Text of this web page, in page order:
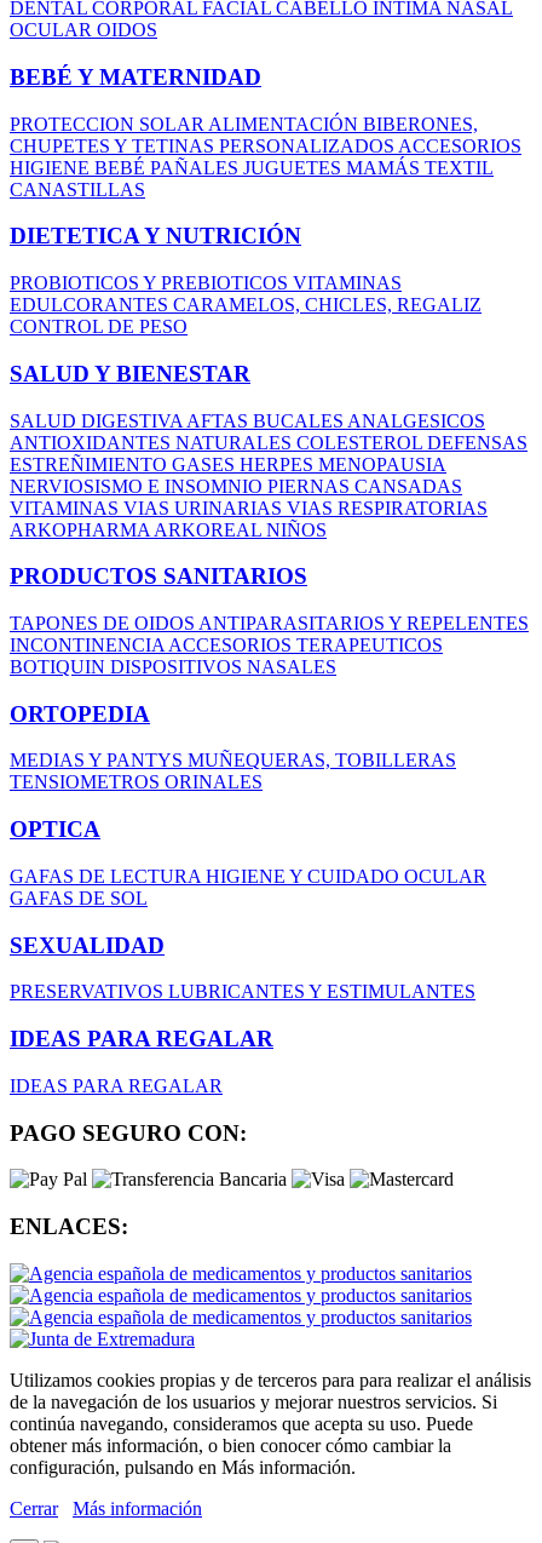
DENTAL CORPORAL FACIAL CABELLO INTIMA NASAL
OCULAR OIDOS
BEBÉ Y MATERNIDAD
PROTECCION SOLAR ALIMENTACIÓN BIBERONES,
CHUPETES Y TETINAS PERSONALIZADOS ACCESORIOS
HIGIENE BEBÉ PAÑALES JUGUETES MAMÁS TEXTIL
CANASTILLAS
DIETETICA Y NUTRICIÓN
PROBIOTICOS Y PREBIOTICOS VITAMINAS
EDULCORANTES CARAMELOS, CHICLES, REGALIZ
CONTROL DE PESO
SALUD Y BIENESTAR
SALUD DIGESTIVA AFTAS BUCALES ANALGESICOS
ANTIOXIDANTES NATURALES COLESTEROL DEFENSAS
ESTREÑIMIENTO GASES HERPES MENOPAUSIA
NERVIOSISMO E INSOMNIO PIERNAS CANSADAS
VITAMINAS VIAS URINARIAS VIAS RESPIRATORIAS
ARKOPHARMA ARKOREAL NIÑOS
PRODUCTOS SANITARIOS
TAPONES DE OIDOS ANTIPARASITARIOS Y REPELENTES
INCONTINENCIA ACCESORIOS TERAPEUTICOS
BOTIQUIN DISPOSITIVOS NASALES
ORTOPEDIA
MEDIAS Y PANTYS MUÑEQUERAS, TOBILLERAS
TENSIOMETROS ORINALES
OPTICA
GAFAS DE LECTURA HIGIENE Y CUIDADO OCULAR
GAFAS DE SOL
SEXUALIDAD
PRESERVATIVOS LUBRICANTES Y ESTIMULANTES
IDEAS PARA REGALAR
IDEAS PARA REGALAR
PAGO SEGURO CON:
ENLACES:
Utilizamos cookies propias y de terceros para para realizar el análisis
de la navegación de los usuarios y mejorar nuestros servicios. Si
continúa navegando, consideramos que acepta su uso. Puede
obtener más información, o bien conocer cómo cambiar la
configuración, pulsando en Más información.
Cerrar
Más información